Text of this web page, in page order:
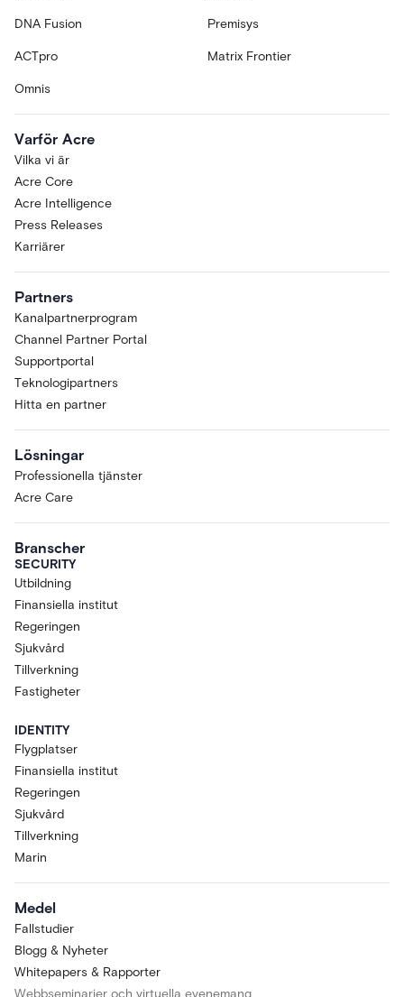
DNA Fusion Premisys
ACTpro Matrix Frontier
Omnis
Varför Acre
Vilka vi är
Acre Core
Acre Intelligence
Press Releases
Karriärer
Partners
Kanalpartnerprogram
Channel Partner Portal
Supportportal
Teknologipartners
Hitta en partner
Lösningar
Professionella tjänster
Acre Care
Branscher
SECURITY
Utbildning
Finansiella institut
Regeringen
Sjukvård
Tillverkning
Fastigheter
IDENTITY
Flygplatser
Finansiella institut
Regeringen
Sjukvård
Tillverkning
Marin
Medel
Fallstudier
Blogg & Nyheter
Whitepapers & Rapporter
Webbseminarier och virtuella evenemang